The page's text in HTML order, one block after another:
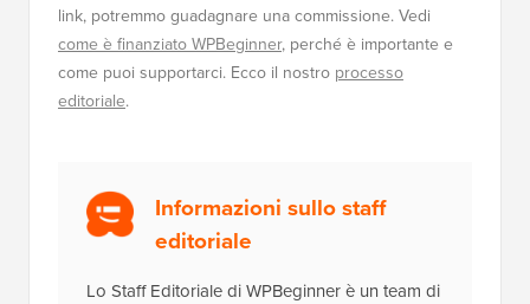
link, potremmo guadagnare una commissione. Vedi
come è finanziato WPBeginner, perché è importante e
come puoi supportarci. Ecco il nostro processo
editoriale.
Informazioni sullo staff
editoriale
Lo Staff Editoriale di WPBeginner è un team di